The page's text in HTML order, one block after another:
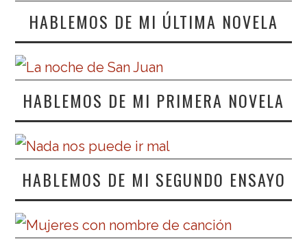
HABLEMOS DE MI ÚLTIMA NOVELA
HABLEMOS DE MI PRIMERA NOVELA
HABLEMOS DE MI SEGUNDO ENSAYO